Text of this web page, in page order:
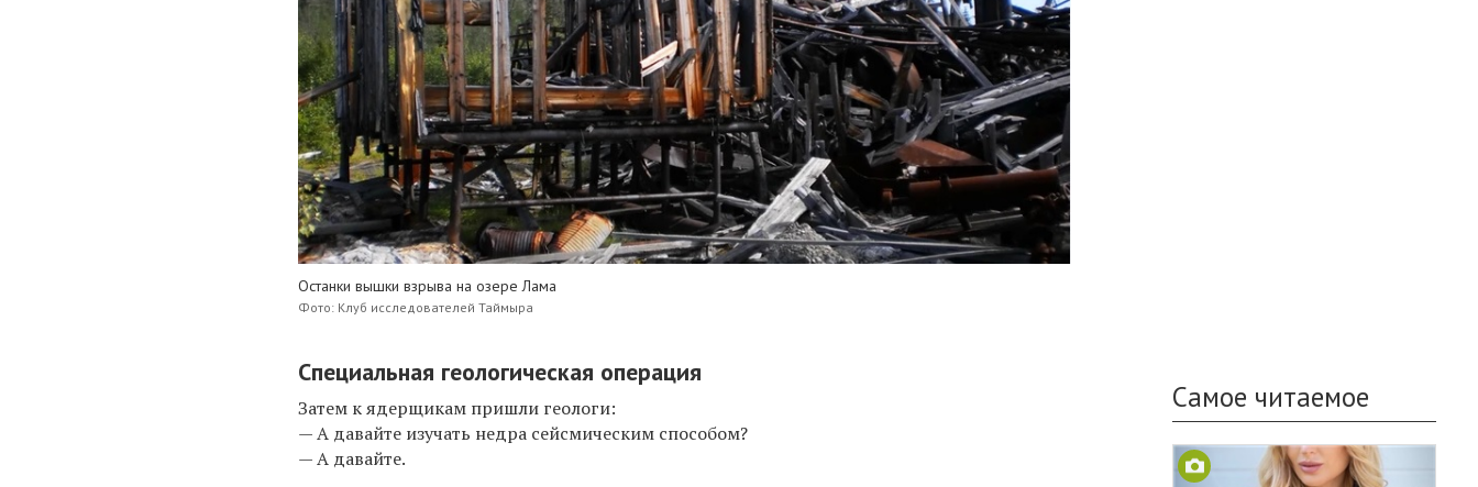
Останки вышки взрыва на озере Лама
Фото: Клуб исследователей Таймыра
Специальная геологическая операция
Затем к ядерщикам пришли геологи:
— А давайте изучать недра сейсмическим способом?
— А давайте.
Самое читаемое